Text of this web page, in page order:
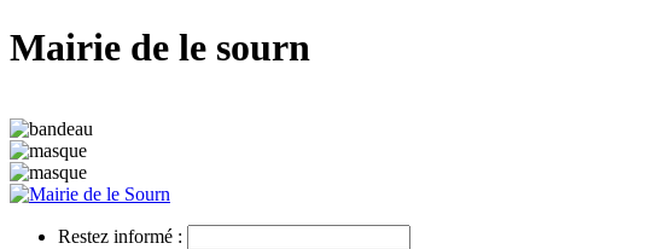
Mairie de le sourn
Restez informé :